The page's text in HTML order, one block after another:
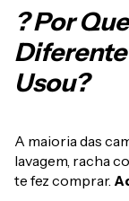
? Por
Diferente
Usou?
A maioria das
lavagem, racha
te fez comprar.